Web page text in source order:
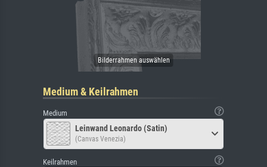
Medium & Keilrahmen
Medium
Leinwand Leonardo (Satin)
(Canvas Venezia)
Keilrahmen